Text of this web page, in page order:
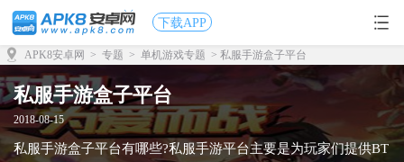
下载APP
APK8安卓网 > 专题 > 单机游戏专题 > 私服手游盒子平台
私服手游盒子平台
2018-08-15
私服手游盒子平台有哪些?私服手游平台主要是为玩家们提供BT